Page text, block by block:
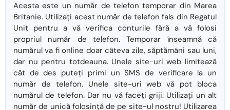
Acesta este un număr de telefon temporar din Marea
Britanie. Utilizați acest număr de telefon fals din Regatul
Unit pentru a vă verifica conturile fără a vă folosi
propriul număr de telefon. Temporar înseamnă că
numărul va fi online doar câteva zile, săptămâni sau luni,
dar nu pentru totdeauna. Unele site-uri web limitează
cât de des puteți primi un SMS de verificare la un
număr de telefon. Unele site-uri web vă pot bloca
numărul de telefon. Dar nu vă faceți griji. Utilizați un alt
număr de unică folosință de pe site-ul nostru! Utilizarea